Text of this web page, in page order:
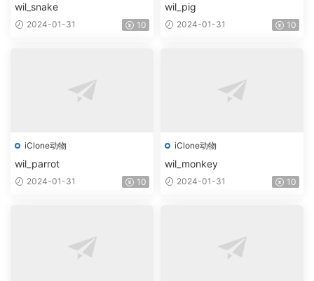
wil_snake
2024-01-31 10
wil_pig
2024-01-31 10
iClone动物
wil_parrot
2024-01-31 10
iClone动物
wil_monkey
2024-01-31 10